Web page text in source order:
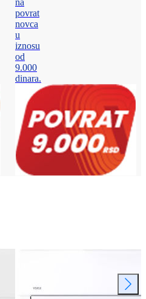
na
povrat
novca
u
iznosu
od
9.000
dinara.